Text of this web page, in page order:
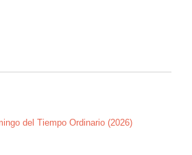
del Tiempo Ordinario (2026)